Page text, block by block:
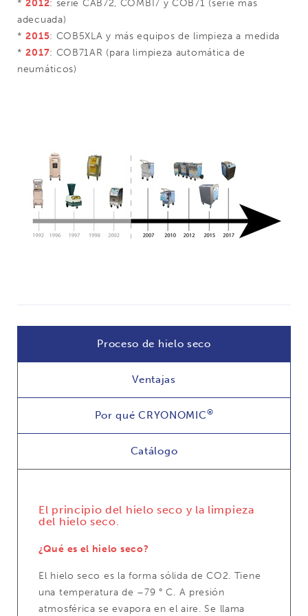
*2012: serie CAB72, COMBI7 y COB71 (serie más
adecuada)
*2015: COB5XLA y más equipos de limpieza a medida
*2017: COB71AR (para limpieza automática de
neumáticos)
Proceso de hielo seco
Ventajas
Por qué CRYONOMIC®
Catálogo
El principio del hielo seco y la limpieza
del hielo seco.
¿Qué es el hielo seco?
El hielo seco es la forma sólida de CO2. Tiene
una temperatura de –79 ° C. A presión
atmosférica se evapora en el aire. Se llama